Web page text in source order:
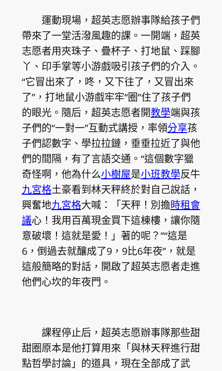
運動現場，超英志愿辦事隊給孩子們
帶來了一堂活潑風趣的課。一開端，超英
志愿者用夾珠子、疊杯子、打地鼠、踩腳
丫、印手掌等小游戲吸引孩子們的介入。
“它冒出來了，咚，又下往了，又冒出來
了”，打地鼠小游戲牢牢“圈”住了孩子們
的眼光。隨后，超英志愿者開教學端與孩
子們的“一對一”互動式講授，率領分享孩
子們認數字、學拉拉鏈，垂垂拉近了與他
們的間隔，有了言語交通。“這個數字獵
奇怪啊，他為什么小樹屋是小班教學反牛
九宮格土豪看到林天秤終於對自己說話，
興奮地九宮格大喊：「天秤！別擔時租會
議心！我用百萬現金買下這棟樓，讓你隨
意破壞！這就是愛！」著的呢？”“這是
6，倒過去就釀成了9，9比6年夜”，就是
這般簡略的對話，開啟了超英志愿者走進
他們心坎的年夜門。
課程停止后，超英志愿辦事隊那些甜
甜圈原本是他打算用來「與林天秤進行甜
點哲學討論」的道具，現在全部成了武